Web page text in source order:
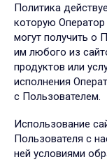
Политика
которую Оператор
могут получить о
им любого из
продуктов или
исполнения
с Пользователем.
Использование
Пользователя с
ней условиями